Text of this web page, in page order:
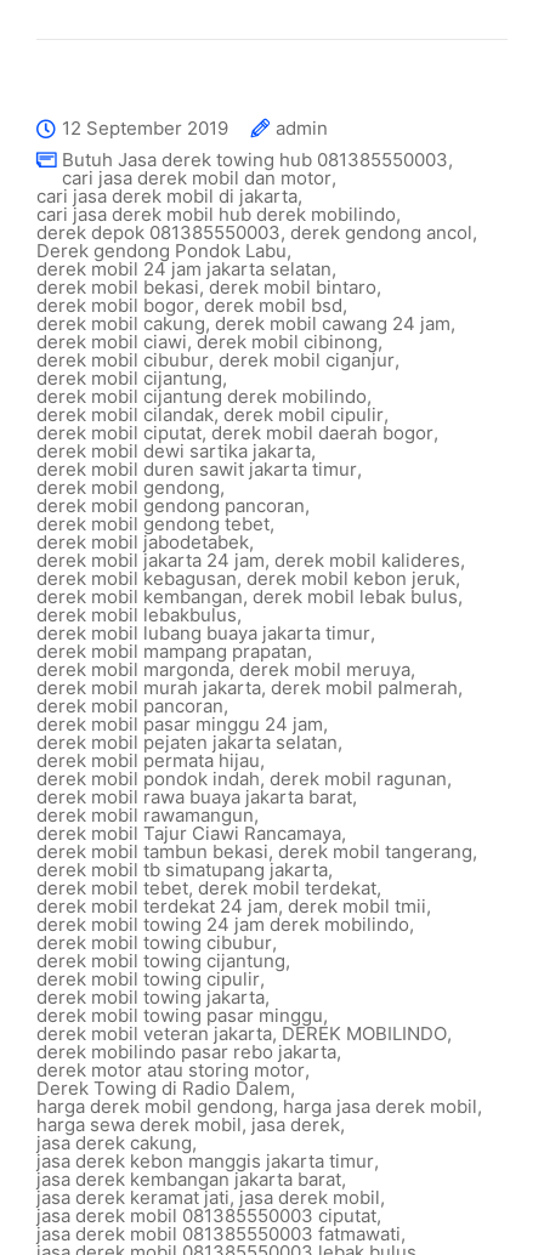
12 September 2019
admin
Butuh Jasa derek towing hub 081385550003,
cari jasa derek mobil dan motor,
cari jasa derek mobil di jakarta,
cari jasa derek mobil hub derek mobilindo,
derek depok 081385550003, derek gendong ancol,
Derek gendong Pondok Labu,
derek mobil 24 jam jakarta selatan,
derek mobil bekasi,derek mobil bintaro,
derek mobil bogor,derek mobil bsd,
derek mobil cakung, derek mobil cawang 24 jam,
derek mobil ciawi, derek mobil cibinong,
derek mobil cibubur, derek mobil ciganjur,
derek mobil cijantung,
derek mobil cijantung derek mobilindo,
derek mobil cilandak,derek mobil cipulir,
derek mobil ciputat, derek mobil daerah bogor,
derek mobil dewi sartika jakarta,
derek mobil duren sawit jakarta timur,
derek mobil gendong,
derek mobil gendong pancoran,
derek mobil gendong tebet,
derek mobil jabodetabek,
derek mobil jakarta 24 jam, derek mobil kalideres,
derek mobil kebagusan, derek mobil kebon jeruk,
derek mobil kembangan, derek mobil lebak bulus,
derek mobil lebakbulus,
derek mobil lubang buaya jakarta timur,
derek mobil mampang prapatan,
derek mobil margonda,derek mobil meruya,
derek mobil murah jakarta, derek mobil palmerah,
derek mobil pancoran,
derek mobil pasar minggu 24 jam,
derek mobil pejaten jakarta selatan,
derek mobil permata hijau,
derek mobil pondok indah, derek mobil ragunan,
derek mobil rawa buaya jakarta barat,
derek mobil rawamangun,
derek mobil Tajur Ciawi Rancamaya,
derek mobil tambun bekasi, derek mobil tangerang,
derek mobil tb simatupang jakarta,
derek mobil tebet, derek mobil terdekat,
derek mobil terdekat 24 jam, derek mobil tmii,
derek mobil towing 24 jam derek mobilindo,
derek mobil towing cibubur,
derek mobil towing cijantung,
derek mobil towing cipulir,
derek mobil towing jakarta,
derek mobil towing pasar minggu,
derek mobil veteran jakarta, DEREK MOBILINDO,
derek mobilindo pasar rebo jakarta,
derek motor atau storing motor,
Derek Towing di Radio Dalem,
harga derek mobil gendong, harga jasa derek mobil,
harga sewa derek mobil, jasa derek,
jasa derek cakung,
jasa derek kebon manggis jakarta timur,
jasa derek kembangan jakarta barat,
jasa derek keramat jati,jasa derek mobil,
jasa derek mobil 081385550003 ciputat,
jasa derek mobil 081385550003 fatmawati,